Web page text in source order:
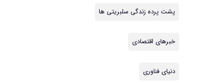
پشت پرده زندگی سلبریتی ها
خبرهای اقتصادی
دنیای فناوری